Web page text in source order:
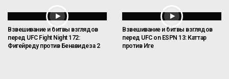
Взвешивание и битвы взглядов
перед UFC Fight Night 172:
Фигейреду против Бенавидеза 2
Взвешивание и битвы взглядов
перед UFC on ESPN 13: Каттар
против Иге